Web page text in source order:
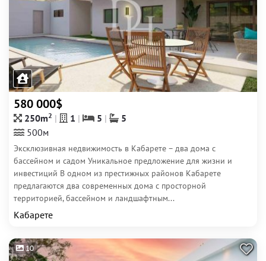
580 000$
250m2 1 5
5
500м
Эксклюзивная недвижимость в Кабарете – два дома с
бассейном и садом Уникальное предложение для жизни и
инвестиций В одном из престижных районов Кабарете
предлагаются два современных дома с просторной
территорией, бассейном и ландшафтным...
Кабарете
10